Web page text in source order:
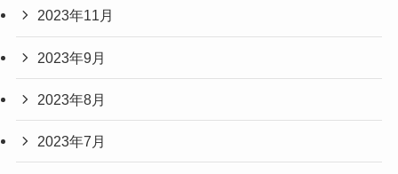
2023年11月
2023年9月
2023年8月
2023年7月